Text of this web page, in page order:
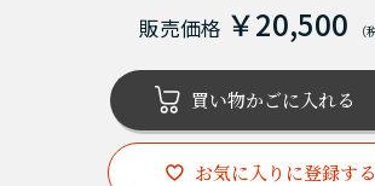
￥20,500
お気に入りに登録する